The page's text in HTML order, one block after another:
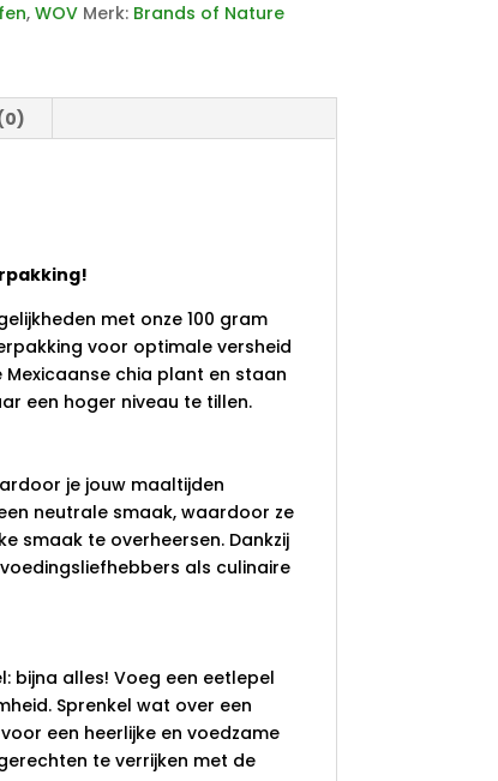
, WOV Merk: Brands of Nature
met onze 100 gram
voor optimale versheid
chia plant en staan
een hoger niveau te tillen.
je jouw maaltijden
neutrale smaak, waardoor ze
smaak te overheersen. Dankzij
als culinaire
bijna alles! Voeg een eetlepel
Sprenkel wat over een
een heerlijke en voedzame
te verrijken met de